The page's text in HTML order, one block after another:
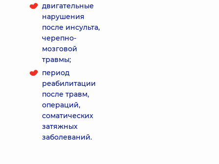
двигательные
нарушения
после инсульта,
черепно-
мозговой
травмы;
период
реабилитации
после травм,
операций,
соматических
затяжных
заболеваний.